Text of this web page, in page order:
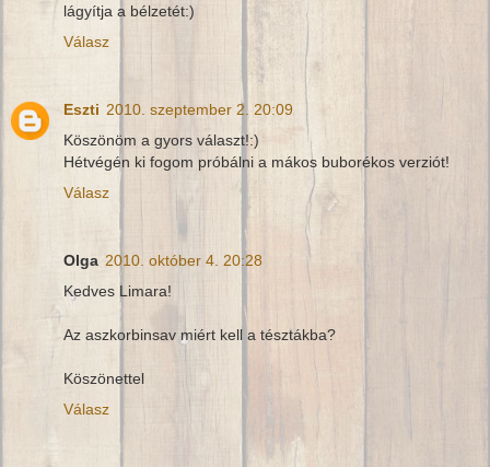
lágyítja a bélzetét:)
Válasz
Eszti 2010. szeptember 2. 20:09
Köszönöm a gyors választ!:)
Hétvégén ki fogom próbálni a mákos buborékos verziót!
Válasz
Olga 2010. október 4. 20:28
Kedves Limara!
Az aszkorbinsav miért kell a tésztákba?
Köszönettel
Válasz